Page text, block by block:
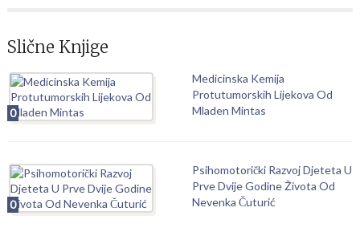
Slične Knjige
0
Medicinska Kemija
Protutumorskih Lijekova Od
Mladen Mintas
0
Psihomotorički Razvoj Djeteta U
Prve Dvije Godine Života Od
Nevenka Čuturić